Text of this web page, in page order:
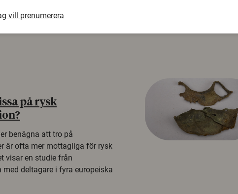
på rysk
benägna att tro på
är ofta mer mottagliga för rysk
visar en studie från
med deltagare i fyra europeiska
vill prenumerera